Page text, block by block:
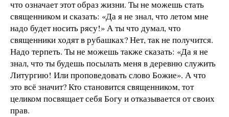
что означает этот образ жизни. Ты не можешь стать
священником и сказать: «Да я не знал, что летом мне
надо будет носить рясу!» А ты что думал, что
священники ходят в рубашках? Нет, так не получится.
Надо терпеть. Ты не можешь также сказать: «Да я не
знал, что ты будешь посылать меня в деревню служить
Литургию! Или проповедовать слово Божие». А что
это всё значит? Кто становится священником, тот
целиком посвящает себя Богу и отказывается от своих
прав.